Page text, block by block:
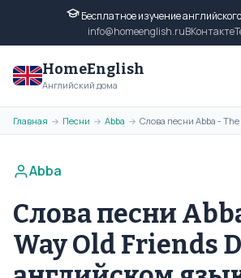
Бесплатное изучение
info@homeenglish.ruВКонтакте
HomeEnglish
Английский дома
Главная → Песни → Abba →
Abba
Слова песни
Way Old Friends